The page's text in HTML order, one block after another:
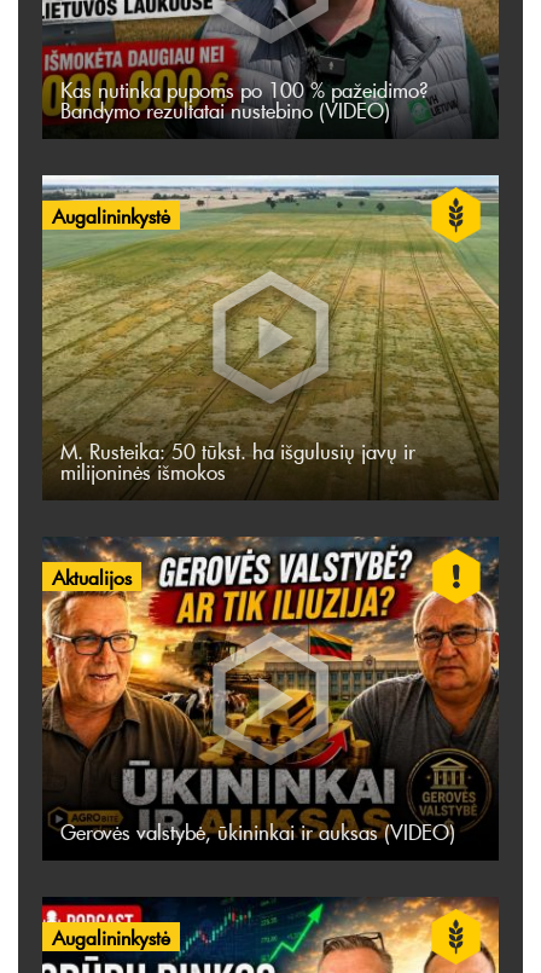
Kas nutinka pupoms po 100 % pažeidimo?
Bandymo rezultatai nustebino (VIDEO)
Augalininkystė
M. Rusteika: 50 tūkst. ha išgulusių javų ir
milijoninės išmokos
Aktualijos
Gerovės valstybė, ūkininkai ir auksas (VIDEO)
Augalininkystė